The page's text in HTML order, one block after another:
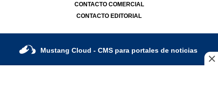
CONTACTO COMERCIAL
CONTACTO EDITORIAL
Mustang Cloud - CMS para portales de noticias